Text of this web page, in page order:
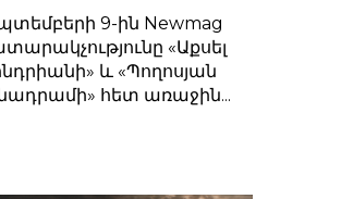
9-ին Newmag
«Աքսել
և «Պողոսյան
հետ առաջին...